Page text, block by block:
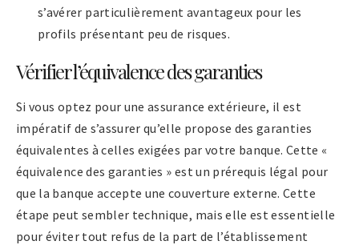
s’avérer particulièrement avantageux pour les
profils présentant peu de risques.
Vérifier l’équivalence des garanties
Si vous optez pour une assurance extérieure, il est
impératif de s’assurer qu’elle propose des garanties
équivalentes à celles exigées par votre banque. Cette «
équivalence des garanties » est un prérequis légal pour
que la banque accepte une couverture externe. Cette
étape peut sembler technique, mais elle est essentielle
pour éviter tout refus de la part de l’établissement